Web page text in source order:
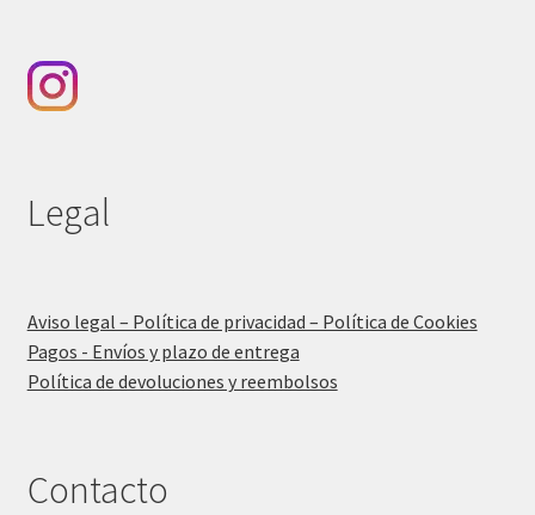
Legal
Aviso legal – Política de privacidad – Política de Cookies
Pagos - Envíos y plazo de entrega
Política de devoluciones y reembolsos
Contacto